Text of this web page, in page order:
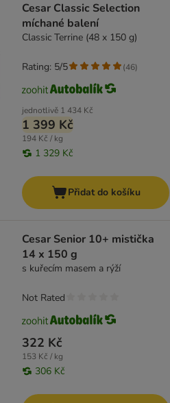
Cesar Classic Selection
míchané balení
Classic Terrine (48 x 150 g)
jednotlivě 1 434 Kč
1 399 Kč
194 Kč / kg
1 329 Kč
Rating: 5/5 (46)
Přidat do košíku
Cesar Senior 10+ mistička
14 x 150 g
s kuřecím masem a rýží
322 Kč
153 Kč / kg
306 Kč
Not Rated